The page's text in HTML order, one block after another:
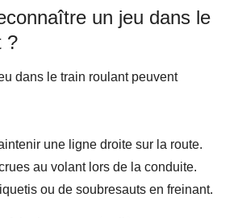
un jeu dans le
?
dans le train roulant peuvent
une ligne droite sur la route.
au volant lors de la conduite.
ou de soubresauts en freinant.